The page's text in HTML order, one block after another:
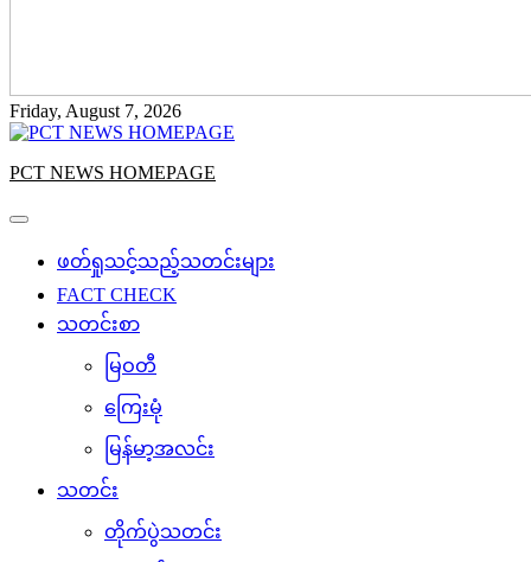
Friday, August 7, 2026
PCT NEWS HOMEPAGE
ဖတ်ရှုသင့်သည့်သတင်းများ
FACT CHECK
သတင်းစာ
မြဝတီ
ကြေးမုံ
မြန်မာ့အလင်း
သတင်း
တိုက်ပွဲသတင်း